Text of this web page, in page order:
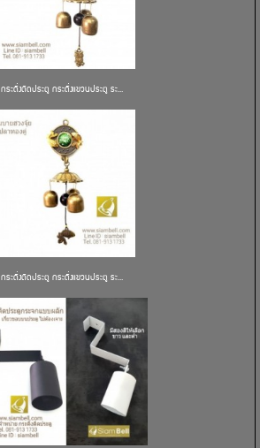
กระดิ่งติดประตู กระดิ่งแขวนประตู ระ...
กระดิ่งติดประตู กระดิ่งแขวนประตู ระ...